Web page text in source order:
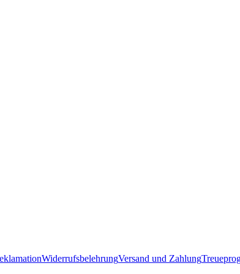
WiderrufsbelehrungVersand und Zahlung